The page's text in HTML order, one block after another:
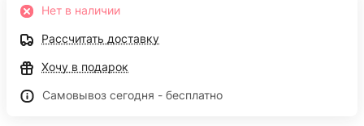
Нет в наличии
Рассчитать доставку
Хочу в подарок
Самовывоз сегодня - бесплатно